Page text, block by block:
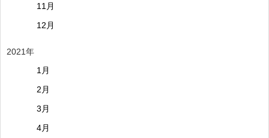
11月
12月
2021年
1月
2月
3月
4月